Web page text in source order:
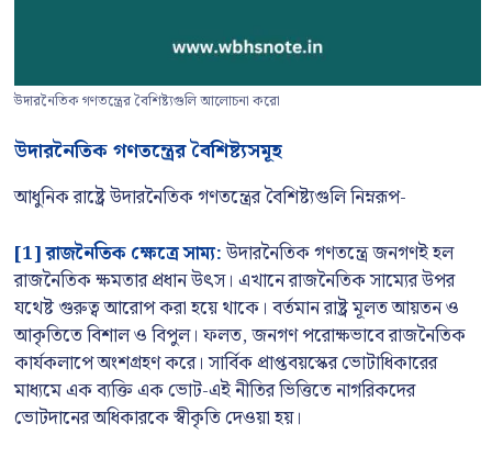
উদারনৈতিক গণতন্ত্রের বৈশিষ্ট্যগুলি আলোচনা করো
উদারনৈতিক গণতন্ত্রের বৈশিষ্ট্যসমূহ
আধুনিক রাষ্ট্রে উদারনৈতিক গণতন্ত্রের বৈশিষ্ট্যগুলি নিম্নরূপ-
[1] রাজনৈতিক ক্ষেত্রে সাম্য:উদারনৈতিক গণতন্ত্রে জনগণই হল
রাজনৈতিক ক্ষমতার প্রধান উৎস। এখানে রাজনৈতিক সাম্যের উপর
যথেষ্ট গুরুত্ব আরোপ করা হয়ে থাকে। বর্তমান রাষ্ট্র মূলত আয়তন ও
আকৃতিতে বিশাল ও বিপুল। ফলত, জনগণ পরোক্ষভাবে রাজনৈতিক
কার্যকলাপে অংশগ্রহণ করে। সার্বিক প্রাপ্তবয়স্কের ভোটাধিকারের
মাধ্যমে এক ব্যক্তি এক ভোট-এই নীতির ভিত্তিতে নাগরিকদের
ভোটদানের অধিকারকে স্বীকৃতি দেওয়া হয়।